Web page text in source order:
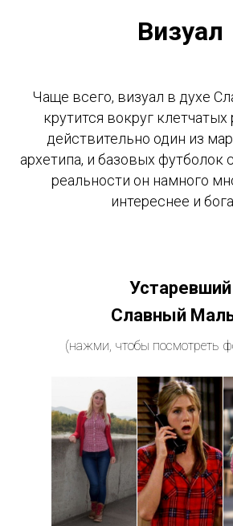
Визуал
Чаще всего, визуал в духе
крутится вокруг клетчатых
действительно один из
архетипа, и базовых футболок
реальности он намного
интереснее и
Устаревший
Славный
(нажми, чтобы посмотреть